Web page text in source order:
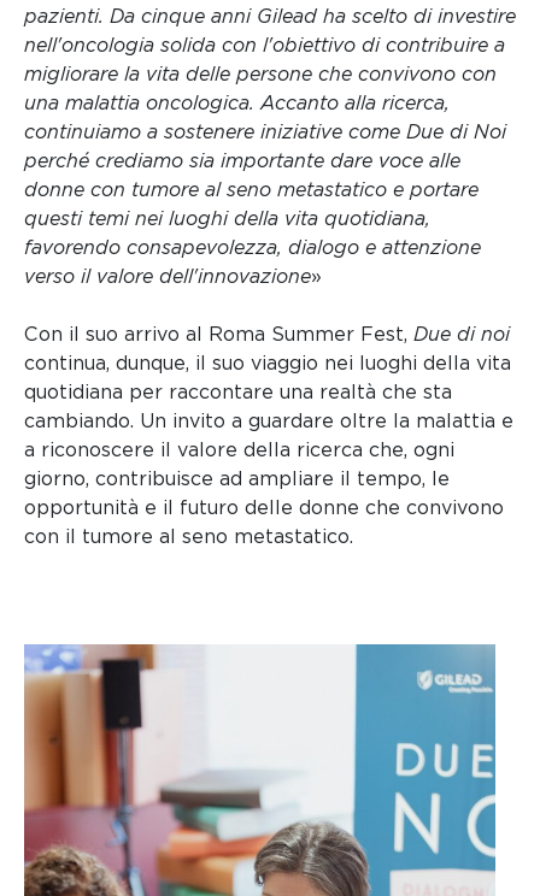
pazienti. Da cinque anni Gilead ha scelto di investire
nell'oncologia solida con l'obiettivo di contribuire a
migliorare la vita delle persone che convivono con
una malattia oncologica. Accanto alla ricerca,
continuiamo a sostenere iniziative come Due di Noi
perché crediamo sia importante dare voce alle
donne con tumore al seno metastatico e portare
questi temi nei luoghi della vita quotidiana,
favorendo consapevolezza, dialogo e attenzione
verso il valore dell'innovazione»
Con il suo arrivo al Roma Summer Fest, Due di noi
continua, dunque, il suo viaggio nei luoghi della vita
quotidiana per raccontare una realtà che sta
cambiando. Un invito a guardare oltre la malattia e
a riconoscere il valore della ricerca che, ogni
giorno, contribuisce ad ampliare il tempo, le
opportunità e il futuro delle donne che convivono
con il tumore al seno metastatico.